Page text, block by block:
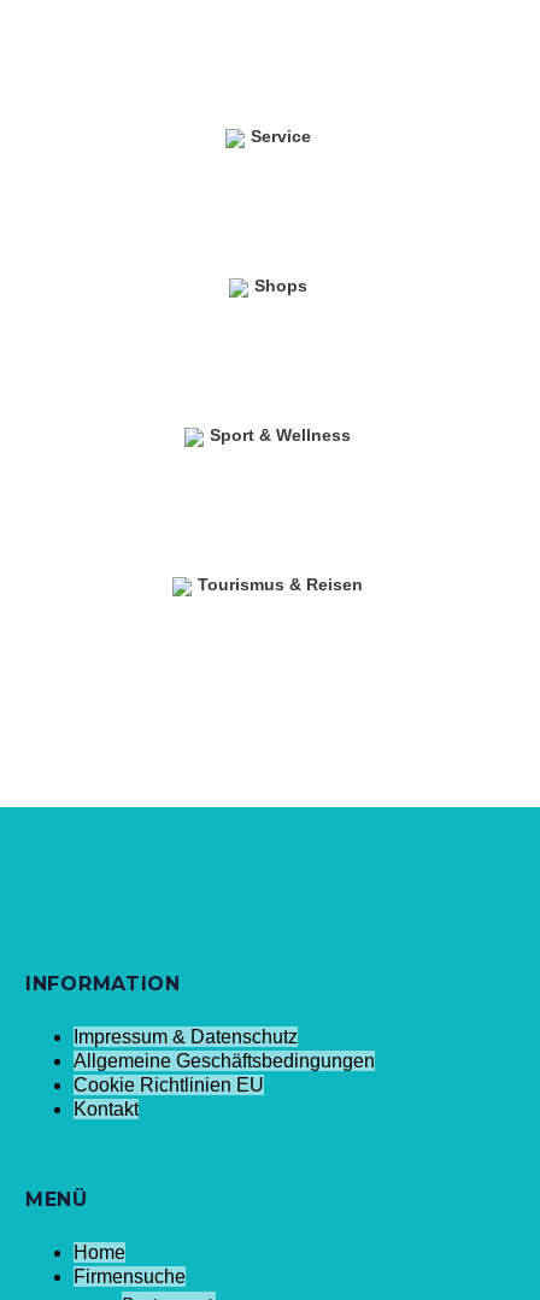
Service
Shops
Sport & Wellness
Tourismus & Reisen
INFORMATION
Impressum & Datenschutz
Allgemeine Geschäftsbedingungen
Cookie Richtlinien EU
Kontakt
MENÜ
Home
Firmensuche